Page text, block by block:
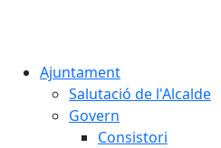
Ajuntament
Salutació de l'Alcalde
Govern
Consistori